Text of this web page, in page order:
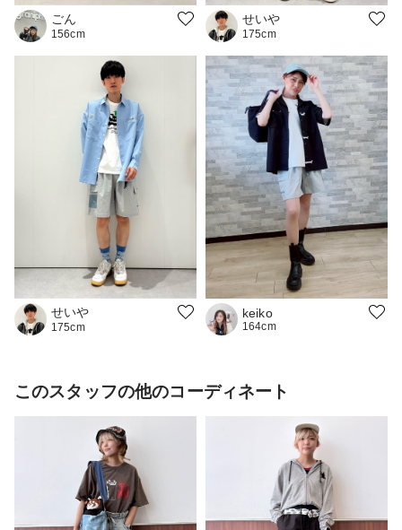
ごん
156cm
せいや
175cm
せいや
175cm
keiko
164cm
このスタッフの他のコーディネート